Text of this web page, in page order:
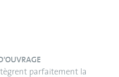
parfaitement la